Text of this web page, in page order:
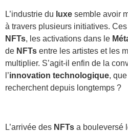
L’industrie du luxe semble avoir
à travers plusieurs initiatives.
NFTs, les activations dans le
de NFTs entre les artistes et les
multiplier. S’agit-il enfin de la
l’innovation technologique,
recherchent depuis longtemps ?
L’arrivée des NFTs a bouleversé